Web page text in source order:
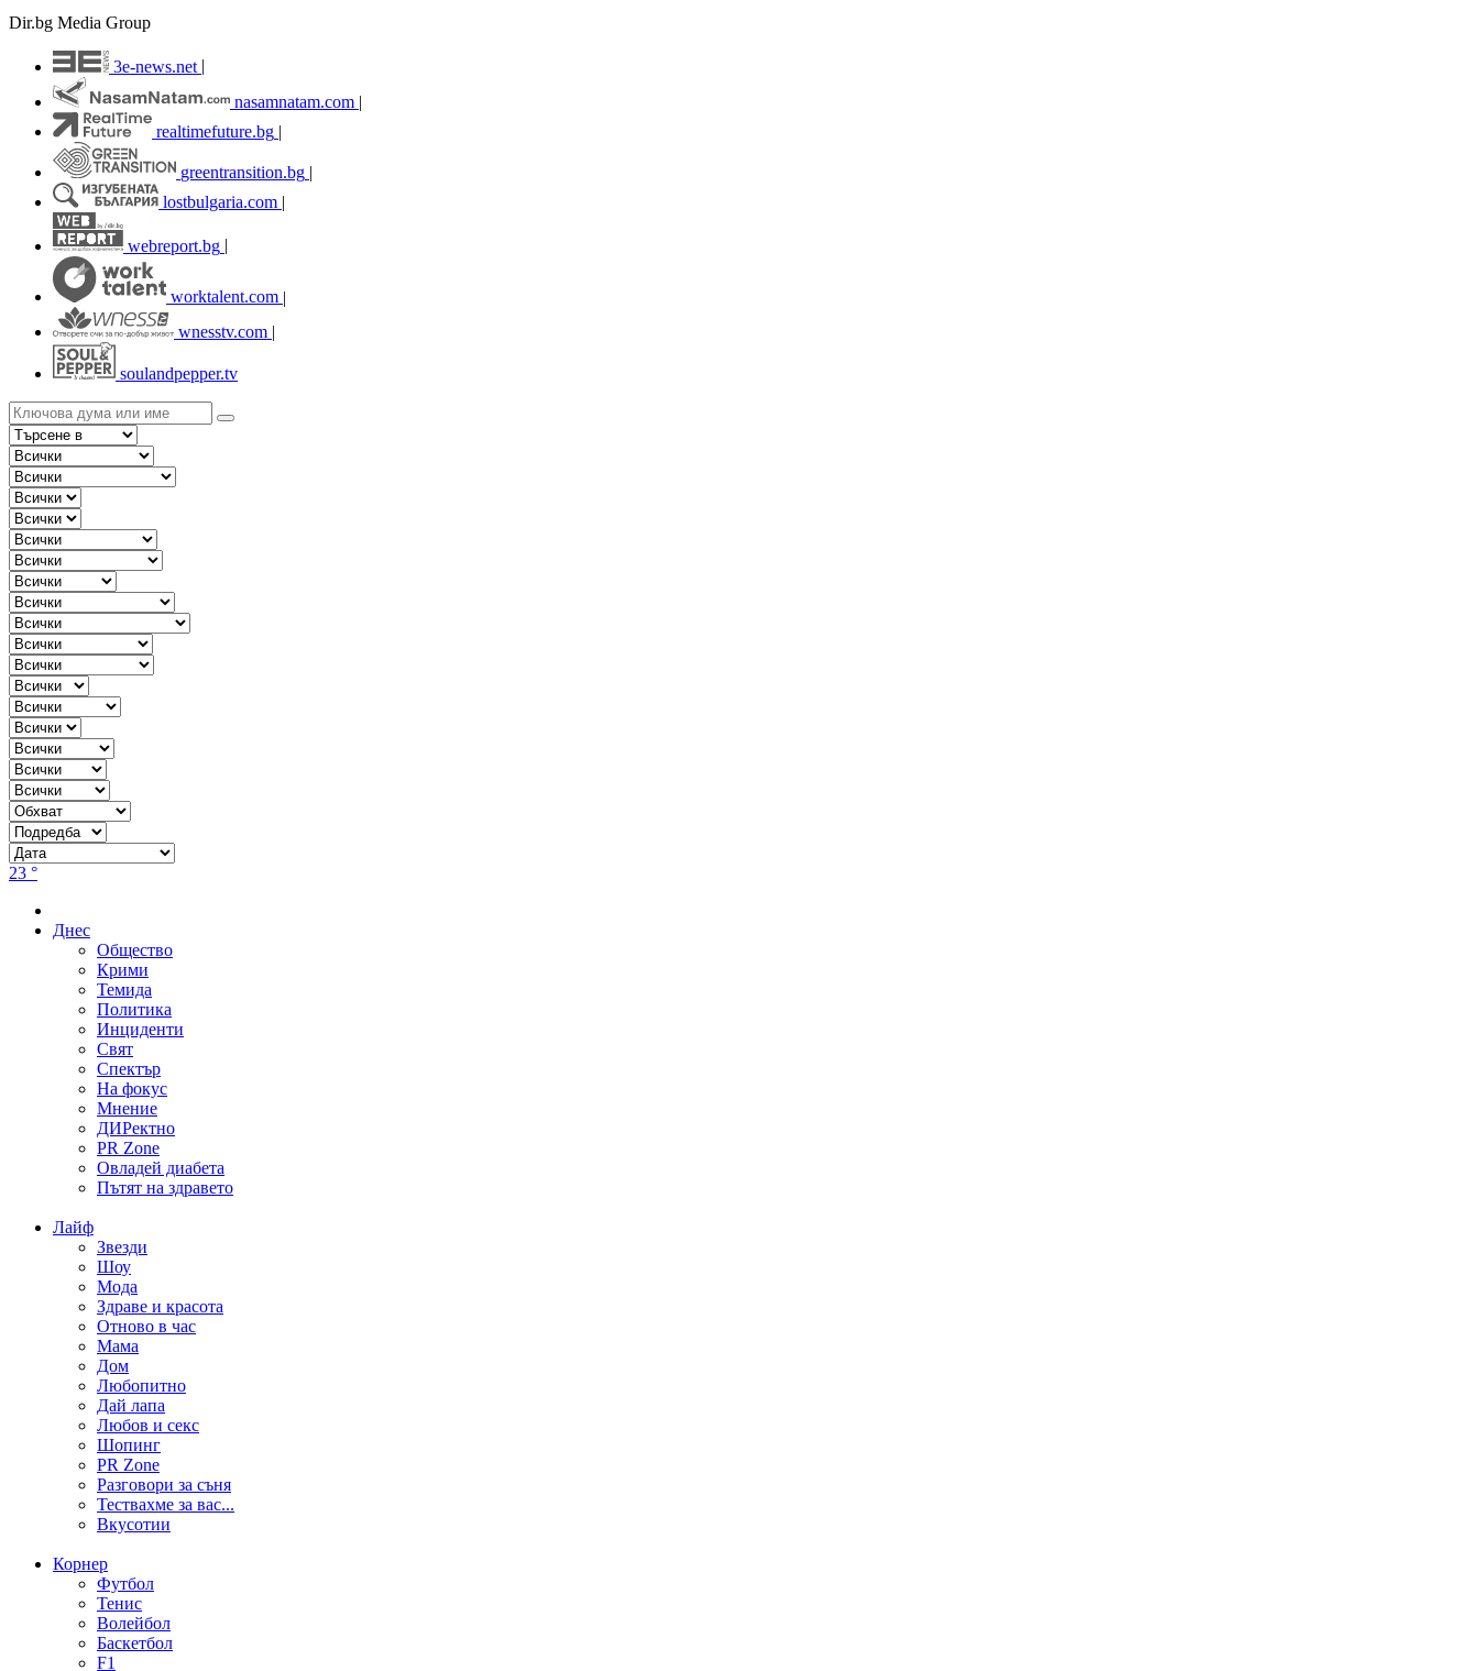
Dir.bg Media Group
3e-news.net
nasamnatam.com |
realtimefuture.bg |
greentransition.bg |
lostbulgaria.com |
webreport.bg
worktalent.com |
wnesstv.com |
soulandpepper.tv
23 °
Днес
Общество
Крими
Темида
Политика
Инциденти
Свят
Спектър
На фокус
Мнение
ДИРектно
PR Zone
Овладей диабета
Пътят на здравето
Лайф
Звезди
Шоу
Мода
Здраве и красота
Отново в час
Мама
Дом
Любопитно
Дай лапа
Любов и секс
Шопинг
PR Zone
Разговори за съня
Тествахме за вас...
Вкусотии
Корнер
Футбол
Тенис
Волейбол
Баскетбол
F1